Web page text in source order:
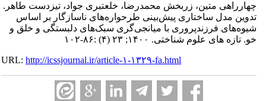
چهارراهی متین، زربخش محمدرضا، خلعتبری جواد، تیزدست طاهر.
تدوین مدل ساختاری پیش‌بینی طرحواره‌های ناسازگار بر اساس
شیوه‌های فرزندپروری با میانجی‌گری سبک‌های دلبستگی و خلق و
خو. تازه های علوم شناختی. ۱۴۰۰; ۲۳ (۴) :۸۶-۱۰۲
URL:http://icssjournal.ir/article-۱-۱۳۲۹-fa.html